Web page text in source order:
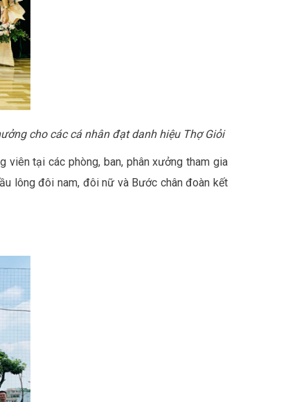
cho các cá nhân đạt danh hiệu Thợ Giỏi
viên tại các phòng, ban, phân xưởng tham gia
lông đôi nam, đôi nữ và Bước chân đoàn kết